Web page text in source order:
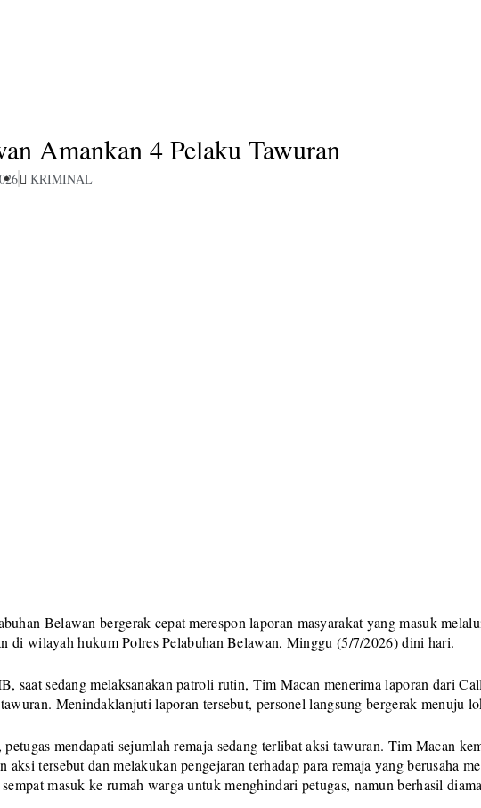
Amankan 4 Pelaku Tawuran
KRIMINAL
Belawan bergerak cepat merespon laporan masyarakat yang masuk
di wilayah hukum Polres Pelabuhan Belawan, Minggu (5/7/2026) dini hari.
saat sedang melaksanakan patroli rutin, Tim Macan menerima laporan dari
Menindaklanjuti laporan tersebut, personel langsung bergerak menuju
mendapati sejumlah remaja sedang terlibat aksi tawuran. Tim Macan
aksi tersebut dan melakukan pengejaran terhadap para remaja yang berusaha
masuk ke rumah warga untuk menghindari petugas, namun berhasil